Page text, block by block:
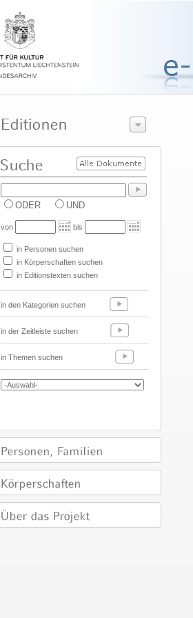
ODER UND
von bis
in Personen suchen
in Körperschaften suchen
in Editionstexten suchen
in den Kategorien suchen
in der Zeitleiste suchen
in Themen suchen